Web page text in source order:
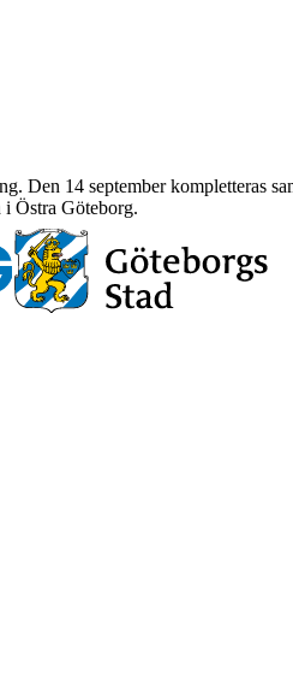
Den 14 september kompletteras
i Östra Göteborg.